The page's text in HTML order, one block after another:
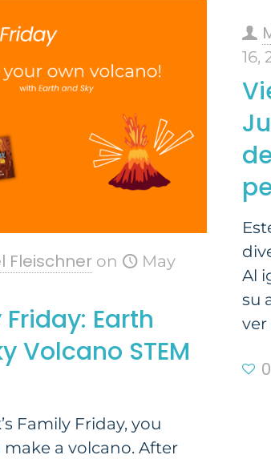
Fleischner on
May
Earth
Volcano STEM
Family Friday, you
a volcano. After
16,
Al
su
ver
0